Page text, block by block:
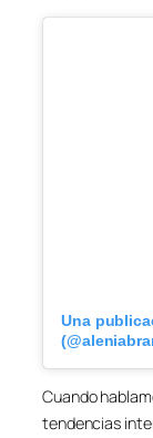
Una
Cuando
tendencias